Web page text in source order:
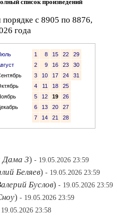
список произведений
с 8905 по 8876,
года
1 8 15 22
29
2
9 16 23
30
3
10 17 24
31
4
11 18
25
5
12 19
26
6
13 20
27
7
14 21 28
Дама 3) - 19.05.2026 23:59
Беляев) - 19.05.2026 23:59
Буслов) - 19.05.2026 23:59
) - 19.05.2026 23:59
23:58